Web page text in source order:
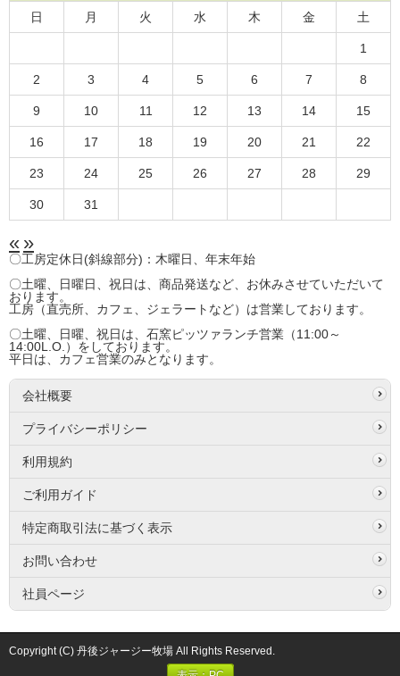
日 月 火 水 木 金 土
1
2 3 4 5 6 7 8
9 10 11 12 13 14 15
16 17 18 19 20 21 22
23 24 25 26 27 28 29
30 31
« »
〇工房定休日(斜線部分)：木曜日、年末年始
〇土曜、日曜日、祝日は、商品発送など、お休みさせていただいて
おります。
工房（直売所、カフェ、ジェラートなど）は営業しております。
〇土曜、日曜、祝日は、石窯ピッツァランチ営業（11:00～
14:00L.O.）をしております。
平日は、カフェ営業のみとなります。
会社概要
プライバシーポリシー
利用規約
ご利用ガイド
特定商取引法に基づく表示
お問い合わせ
社員ページ
Copyright (C) 丹後ジャージー牧場 All Rights Reserved.